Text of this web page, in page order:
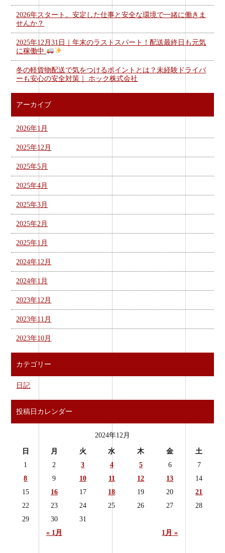
2026年スタート。安定した仕事と安全な環境で一緒に働きま
せんか？
2025年12月31日｜年末のラストスパート！配送最終日も元気
に稼働中
冬の軽貨物配送で気をつけるポイントとは？未経験ドライバ
ーも安心の安全対策｜ ホック株式会社
アーカイブ
2026年1月
2025年12月
2025年5月
2025年4月
2025年3月
2025年2月
2025年1月
2024年12月
2024年1月
2023年12月
2023年11月
2023年10月
カテゴリー
日記
投稿日カレンダー
2024年12月
日 月 火 水 木 金 土
« 1月 1月 »
1 2 3 4 5 6
7
8
9 10 11 12 13
14
15
16 17 18 19 20
21
22
23 24 25 26 27
28
29
30 31